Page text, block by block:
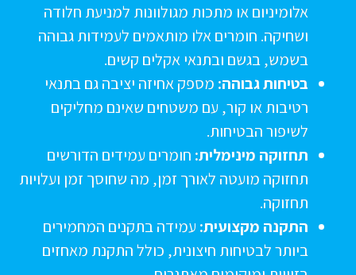
אלומיניום או מתכות מגולוונות למניעת חלודה
ושחיקה. חומרים אלו מותאמים לעמידות גבוהה
בשמש, בגשם ובתנאי אקלים קשים.
בטיחות גבוהה:מספק אחיזה יציבה גם בתנאי
רטיבות או קור, עם משטחים שאינם מחליקים
לשיפור הבטיחות.
תחזוקה מינימלית:חומרים עמידים הדורשים
תחזוקה מועטה לאורך זמן, מה שחוסך זמן ועלויות
תחזוקה.
התקנה מקצועית:עמידה בתקנים המחמירים
ביותר לבטיחות חיצונית, כולל התקנת מאחזים